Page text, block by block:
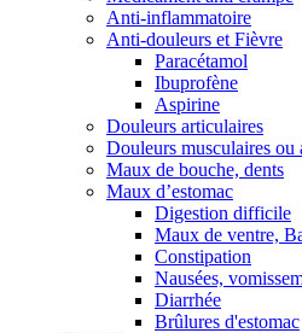
Anti-inflammatoire
Anti-douleurs et Fièvre
Paracétamol
Ibuprofène
Aspirine
Douleurs articulaires
Douleurs musculaires ou
Maux de bouche, dents
Maux d’estomac
Digestion difficile
Maux de ventre,
Constipation
Nausées,
Diarrhée
Brûlures d'estomac